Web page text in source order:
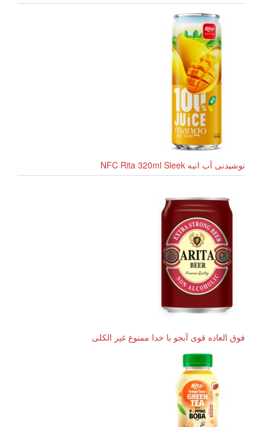
نوشیدنی آب انبه NFC Rita 320ml Sleek
فوق العاده قوی آبجو با خدا ممنوع غیر الکلی